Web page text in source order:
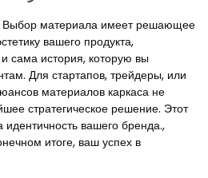
Выбор материала имеет решающее
вашего продукта,
сама история, которую вы
Для стартапов, трейдеры, или
материалов каркаса не
стратегическое решение. Этот
вашего бренда.,
итоге, ваш успех в